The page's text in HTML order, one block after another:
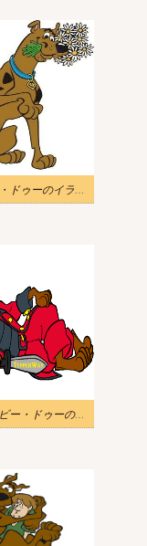
スクービー・ドゥーのイラストダウンロード
海賊スクービー・ドゥーのイラストダウンロード